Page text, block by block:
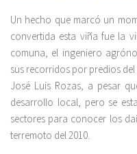
Un hecho que marcó un
convertida esta viña fue la
comuna, el ingeniero
sus recorridos por predios
José Luis Rozas, a pesar
desarrollo local, pero se
sectores para conocer los
terremoto del 2010.